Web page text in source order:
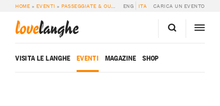
HOME » EVENTI »PASSEGGIATE & OUTDOOR » RETE ROMANICA DI COLLINA:
ENG ITA CARICA UN EVENTO
lovelanghe
VISITA LE LANGHE EVENTI MAGAZINE SHOP